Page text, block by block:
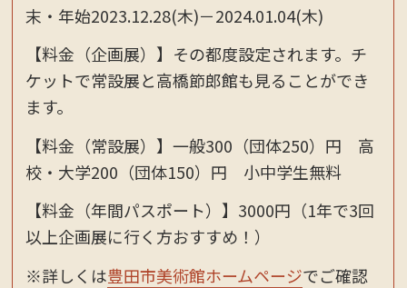
末・年始2023.12.28(木)－2024.01.04(木)
【料金（企画展）】その都度設定されます。チ
ケットで常設展と高橋節郎館も見ることができ
ます。
【料金（常設展）】一般300（団体250）円 高
校・大学200（団体150）円 小中学生無料
【料金（年間パスポート）】3000円（1年で3回
以上企画展に行く方おすすめ！）
※詳しくは豊田市美術館ホームページでご確認